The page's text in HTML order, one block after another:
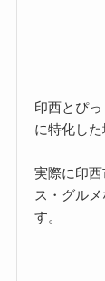
印西とぴ
に特化した
実際に印
ス・グル
す。